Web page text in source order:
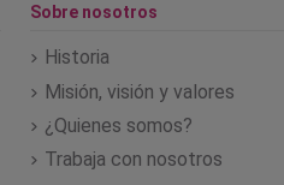
Sobre nosotros
Historia
Misión, visión y valores
¿Quienes somos?
Trabaja con nosotros